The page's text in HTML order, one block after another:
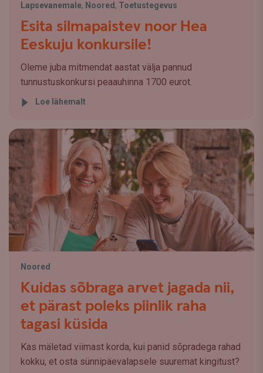
Lapsevanemale, Noored , Toetustegevus
Esita silmapaistev noor Hea
Eeskuju konkursile!
Oleme juba mitmendat aastat välja pannud
tunnustuskonkursi peaauhinna 1700 eurot.
Loe lähemalt
Noored
Kuidas sõbraga arvet jagada nii,
et pärast poleks piinlik raha
tagasi küsida
Kas mäletad viimast korda, kui panid sõpradega rahad
kokku, et osta sünnipäevalapsele suuremat kingitust?